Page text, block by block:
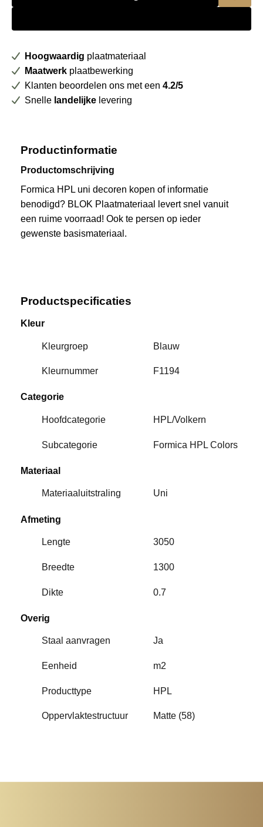
Hoogwaardig plaatmateriaal
Maatwerk plaatbewerking
Klanten beoordelen ons met een 4.2/5
Snelle landelijke levering
Productinformatie
Productomschrijving
Formica HPL uni decoren kopen of informatie
benodigd? BLOK Plaatmateriaal levert snel vanuit
een ruime voorraad! Ook te persen op ieder
gewenste basismateriaal.
Productspecificaties
Kleur
Kleurgroep Blauw
Kleurnummer F1194
Categorie
Hoofdcategorie HPL/Volkern
Subcategorie Formica HPL Colors
Materiaal
Materiaaluitstraling Uni
Afmeting
Lengte 3050
Breedte 1300
Dikte 0.7
Overig
Staal aanvragen Ja
Eenheid m2
Producttype HPL
Oppervlaktestructuur Matte (58)